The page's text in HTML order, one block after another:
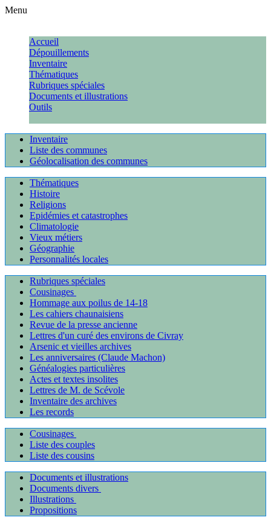
Menu
Accueil
Dépouillements
Inventaire
Thématiques
Rubriques spéciales
Documents et illustrations
Outils
Inventaire
Liste des communes
Géolocalisation des communes
Thématiques
Histoire
Religions
Epidémies et catastrophes
Climatologie
Vieux métiers
Géographie
Personnalités locales
Rubriques spéciales
Cousinages
Hommage aux poilus de 14-18
Les cahiers chaunaisiens
Revue de la presse ancienne
Lettres d'un curé des environs de Civray
Arsenic et vieilles archives
Les anniversaires (Claude Machon)
Généalogies particulières
Actes et textes insolites
Lettres de M. de Scévole
Inventaire des archives
Les records
Cousinages
Liste des couples
Liste des cousins
Documents et illustrations
Documents divers
Illustrations
Propositions